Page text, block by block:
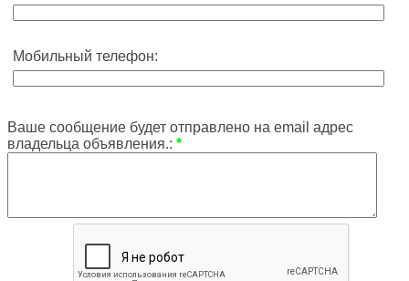
Мобильный телефон:
Ваше сообщение будет отправлено на email адрес
владельца объявления.: *